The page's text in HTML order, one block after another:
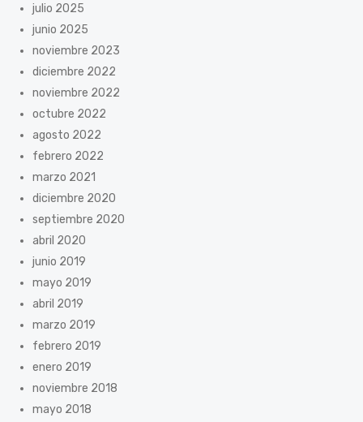
julio 2025
junio 2025
noviembre 2023
diciembre 2022
noviembre 2022
octubre 2022
agosto 2022
febrero 2022
marzo 2021
diciembre 2020
septiembre 2020
abril 2020
junio 2019
mayo 2019
abril 2019
marzo 2019
febrero 2019
enero 2019
noviembre 2018
mayo 2018